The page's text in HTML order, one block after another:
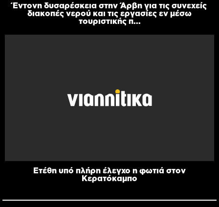
Έντονη δυσαρέσκεια στην Άρβη για τις συνεχείς
διακοπές νερού και τις εργασίες εν μέσω
τουριστικής π...
Ετέθη υπό πλήρη έλεγχο η φωτιά στον
Κερατόκαμπο